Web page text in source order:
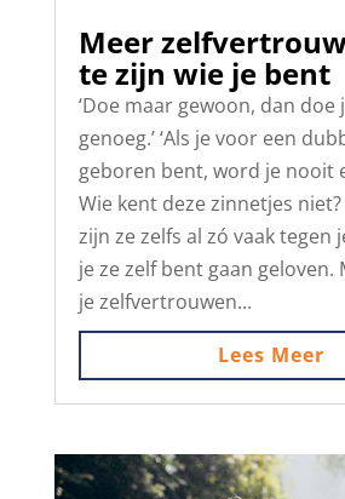
Meer
te zijn wie je bent
‘Doe maar gewoon, dan doe
genoeg.’ ‘Als je voor een
geboren bent, word je nooit
Wie kent deze zinnetjes
zijn ze zelfs al zó vaak tegen
je ze zelf bent gaan geloven.
je zelfvertrouwen...
Lees Meer